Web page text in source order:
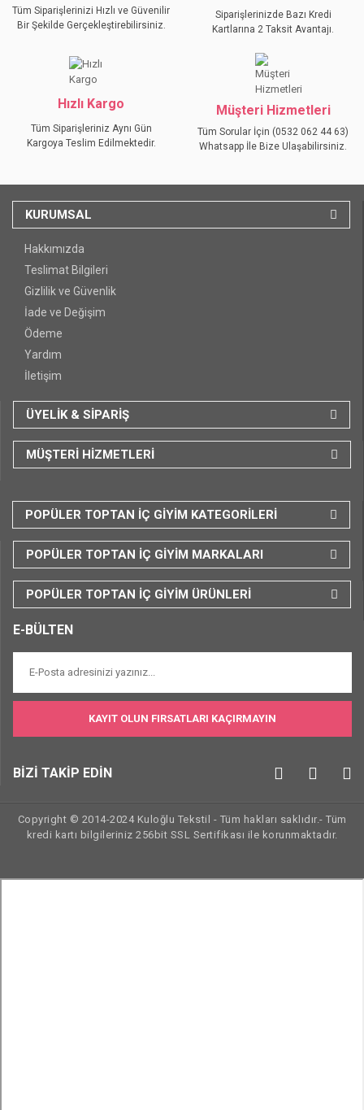
Tüm Siparişlerinizi Hızlı ve Güvenilir
Bir Şekilde Gerçekleştirebilirsiniz.
Siparişlerinizde Bazı Kredi
Kartlarına 2 Taksit Avantajı.
Hızlı Kargo
Tüm Siparişleriniz Aynı Gün
Kargoya Teslim Edilmektedir.
Müşteri Hizmetleri
Tüm Sorular İçin (0532 062 44 63)
Whatsapp İle Bize Ulaşabilirsiniz.
KURUMSAL
Hakkımızda
Teslimat Bilgileri
Gizlilik ve Güvenlik
İade ve Değişim
Ödeme
Yardım
İletişim
ÜYELİK & SİPARİŞ
MÜŞTERİ HİZMETLERİ
POPÜLER TOPTAN İÇ GİYİM KATEGORİLERİ
POPÜLER TOPTAN İÇ GİYİM MARKALARI
POPÜLER TOPTAN İÇ GİYİM ÜRÜNLERİ
E-BÜLTEN
KAYIT OLUN FIRSATLARI KAÇIRMAYIN
BİZİ TAKİP EDİN
Copyright © 2014-2024 Kuloğlu Tekstil - Tüm hakları saklıdır.- Tüm
kredi kartı bilgileriniz 256bit SSL Sertifikası ile korunmaktadır.